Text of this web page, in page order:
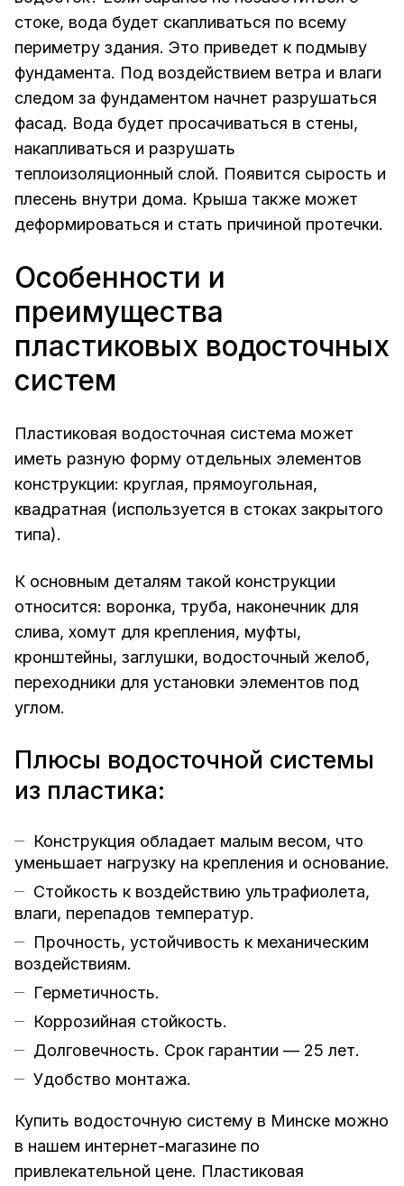
стоке, вода будет скапливаться по всему
периметру здания. Это приведет к подмыву
фундамента. Под воздействием ветра и влаги
следом за фундаментом начнет разрушаться
фасад. Вода будет просачиваться в стены,
накапливаться и разрушать
теплоизоляционный слой. Появится сырость и
плесень внутри дома. Крыша также может
деформироваться и стать причиной протечки.
Особенности и
преимущества
пластиковых водосточных
систем
Пластиковая водосточная система может
иметь разную форму отдельных элементов
конструкции: круглая, прямоугольная,
квадратная (используется в стоках закрытого
типа).
К основным деталям такой конструкции
относится: воронка, труба, наконечник для
слива, хомут для крепления, муфты,
кронштейны, заглушки, водосточный желоб,
переходники для установки элементов под
углом.
Плюсы водосточной системы
из пластика:
Конструкция обладает малым весом, что
уменьшает нагрузку на крепления и основание.
Стойкость к воздействию ультрафиолета,
влаги, перепадов температур.
Прочность, устойчивость к механическим
воздействиям.
Герметичность.
Коррозийная стойкость.
Долговечность. Срок гарантии — 25 лет.
Удобство монтажа.
Купить водосточную систему в Минске можно
в нашем интернет-магазине по
привлекательной цене. Пластиковая